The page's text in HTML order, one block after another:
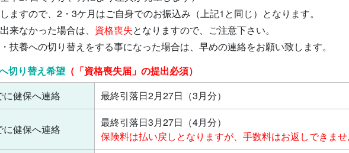
ますので、2・3ケ月はご自身でのお振込み（上記1と同じ）となります。
来なかった場合は、 資格喪失となりますので、ご注意下さい。
扶養への切り替えをする事になった場合は、早めの連絡をお願い致します。
切り替え希望 （「資格喪失届」の提出必須）
健保へ連絡
最終引落日2月27日（3月分）
健保へ連絡
最終引落日3月27日（4月分）
保険料は払い戻しとなりますが、手数料はお返しできませ